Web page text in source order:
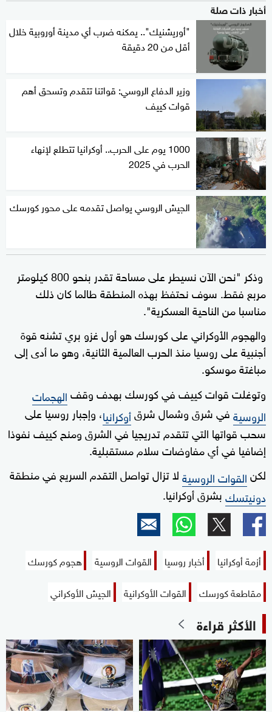
أخبار ذات صلة
"أوريشنيك".. يمكنه ضرب أي مدينة أوروبية خلال
أقل من 20 دقيقة
وزير الدفاع الروسي: قواتنا تتقدم وتسحق أهم
قوات كييف
1000 يوم على الحرب.. أوكرانيا تتطلع لإنهاء
الحرب في 2025
الجيش الروسي يواصل تقدمه على محور كورسك
وذكر "نحن الآن نسيطر على مساحة تقدر بنحو 800 كيلومتر
مربع فقط. سوف نحتفظ بهذه المنطقة طالما كان ذلك
مناسبا من الناحية العسكرية".
والهجوم الأوكراني على كورسك هو أول غزو بري تشنه قوة
أجنبية على روسيا منذ الحرب العالمية الثانية، وهو ما أدى إلى
مباغتة موسكو.
وتوغلت قوات كييف في كورسك بهدف وقفالهجمات
الروسيةفي شرق وشمال شرقأوكرانيا، وإجبار روسيا على
سحب قواتها التي تتقدم تدريجيا في الشرق ومنح كييف نفوذا
إضافيا في أي مفاوضات سلام مستقبلية.
لكنالقوات الروسيةلا تزال تواصل التقدم السريع في منطقة
دونيتسكبشرق أوكرانيا.
أزمة أوكرانيا أخبار روسيا القوات الروسية
هجوم كورسك
مقاطعة كورسك
القوات الأوكرانية الجيش الأوكراني
الأكثر قراءة